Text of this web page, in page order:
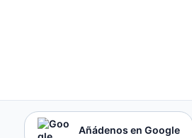
Añádenos en Google